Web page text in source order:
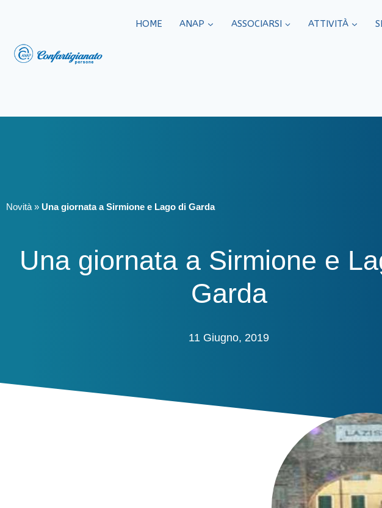
HOME ANAP ASSOCIARSI ATTIVITÀ
Novità » Una giornata a Sirmione e Lago di Garda
Una giornata a Sirmione e
Garda
11 Giugno, 2019